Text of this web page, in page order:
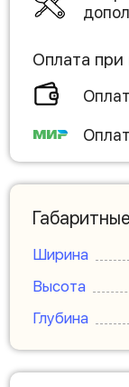
Оплата при
Ширина
Высота
Глубина